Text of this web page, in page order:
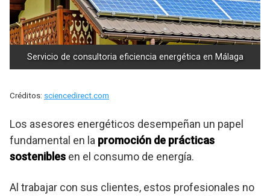
Servicio de consultoria eficiencia energética en Málaga
Créditos: sciencedirect.com
Los asesores energéticos desempeñan un papel
fundamental en la promoción de prácticas
sostenibles en el consumo de energía.
Al trabajar con sus clientes, estos profesionales no